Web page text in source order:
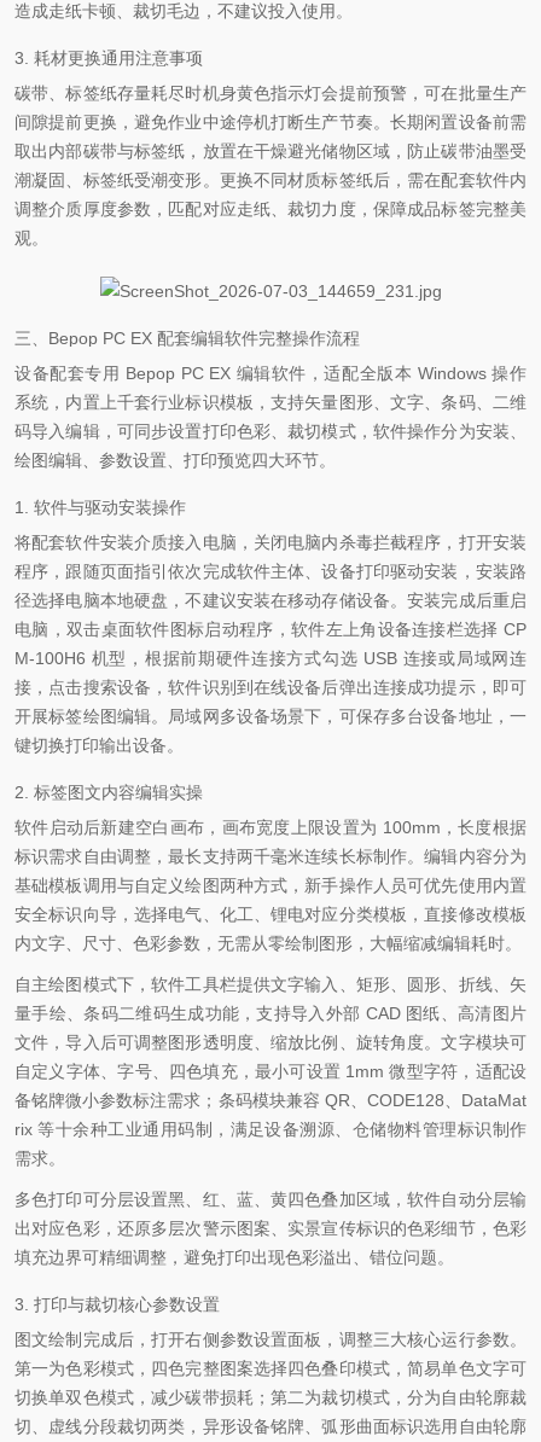
造成走纸卡顿、裁切毛边，不建议投入使用。
3. 耗材更换通用注意事项
碳带、标签纸存量耗尽时机身黄色指示灯会提前预警，可在批量生产
间隙提前更换，避免作业中途停机打断生产节奏。长期闲置设备前需
取出内部碳带与标签纸，放置在干燥避光储物区域，防止碳带油墨受
潮凝固、标签纸受潮变形。更换不同材质标签纸后，需在配套软件内
调整介质厚度参数，匹配对应走纸、裁切力度，保障成品标签完整美
观。
三、Bepop PC EX 配套编辑软件完整操作流程
设备配套专用 Bepop PC EX 编辑软件，适配全版本 Windows 操作
系统，内置上千套行业标识模板，支持矢量图形、文字、条码、二维
码导入编辑，可同步设置打印色彩、裁切模式，软件操作分为安装、
绘图编辑、参数设置、打印预览四大环节。
1. 软件与驱动安装操作
将配套软件安装介质接入电脑，关闭电脑内杀毒拦截程序，打开安装
程序，跟随页面指引依次完成软件主体、设备打印驱动安装，安装路
径选择电脑本地硬盘，不建议安装在移动存储设备。安装完成后重启
电脑，双击桌面软件图标启动程序，软件左上角设备连接栏选择 CP
M-100H6 机型，根据前期硬件连接方式勾选 USB 连接或局域网连
接，点击搜索设备，软件识别到在线设备后弹出连接成功提示，即可
开展标签绘图编辑。局域网多设备场景下，可保存多台设备地址，一
键切换打印输出设备。
2. 标签图文内容编辑实操
软件启动后新建空白画布，画布宽度上限设置为 100mm，长度根据
标识需求自由调整，最长支持两千毫米连续长标制作。编辑内容分为
基础模板调用与自定义绘图两种方式，新手操作人员可优先使用内置
安全标识向导，选择电气、化工、锂电对应分类模板，直接修改模板
内文字、尺寸、色彩参数，无需从零绘制图形，大幅缩减编辑耗时。
自主绘图模式下，软件工具栏提供文字输入、矩形、圆形、折线、矢
量手绘、条码二维码生成功能，支持导入外部 CAD 图纸、高清图片
文件，导入后可调整图形透明度、缩放比例、旋转角度。文字模块可
自定义字体、字号、四色填充，最小可设置 1mm 微型字符，适配设
备铭牌微小参数标注需求；条码模块兼容 QR、CODE128、DataMat
rix 等十余种工业通用码制，满足设备溯源、仓储物料管理标识制作
需求。
多色打印可分层设置黑、红、蓝、黄四色叠加区域，软件自动分层输
出对应色彩，还原多层次警示图案、实景宣传标识的色彩细节，色彩
填充边界可精细调整，避免打印出现色彩溢出、错位问题。
3. 打印与裁切核心参数设置
图文绘制完成后，打开右侧参数设置面板，调整三大核心运行参数。
第一为色彩模式，四色完整图案选择四色叠印模式，简易单色文字可
切换单双色模式，减少碳带损耗；第二为裁切模式，分为自由轮廓裁
切、虚线分段裁切两类，异形设备铭牌、弧形曲面标识选用自由轮廓